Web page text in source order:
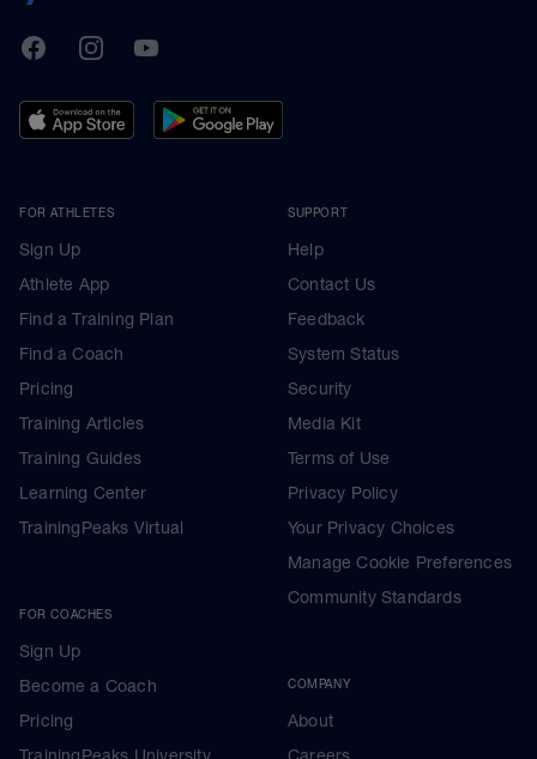
TrainingPeaks
FacebookInstagramYoutube
FOR ATHLETES
Sign Up
Athlete App
Find a Training Plan
Find a Coach
Pricing
Training Articles
Training Guides
Learning Center
TrainingPeaks Virtual
FOR COACHES
Sign Up
Become a Coach
Pricing
SUPPORT
Help
Contact Us
Feedback
System Status
Security
Media Kit
Terms of Use
Privacy Policy
Your Privacy Choices
Manage Cookie Preferences
Community Standards
COMPANY
About